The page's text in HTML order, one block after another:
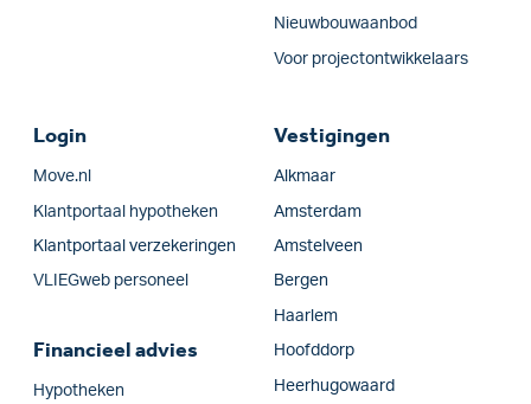
Nieuwbouwaanbod
Voor projectontwikkelaars
Login
Move.nl
Klantportaal hypotheken
Klantportaal verzekeringen
VLIEGweb personeel
Financieel advies
Hypotheken
Vestigingen
Alkmaar
Amsterdam
Amstelveen
Bergen
Haarlem
Hoofddorp
Heerhugowaard